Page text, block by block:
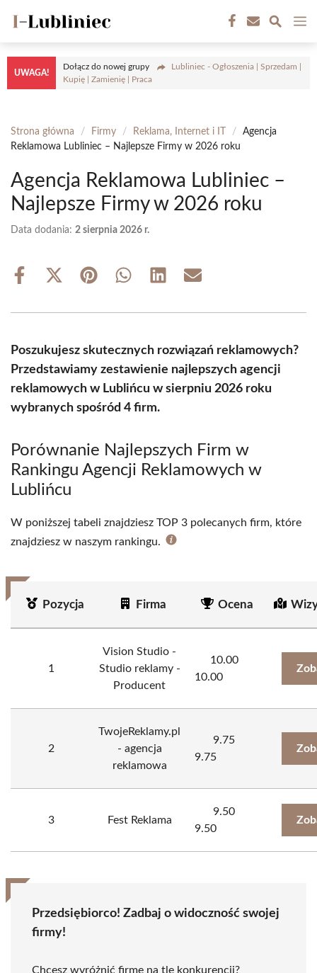
treści
UWAGA!
Dołącz do nowej grupy
Lubliniec - Ogłoszenia | Sprzedam |
Kupię | Zamienię | Praca
Strona główna / Firmy / Reklama, Internet i IT /
Agencja
Reklamowa Lubliniec – Najlepsze Firmy w 2026 roku
Agencja Reklamowa Lubliniec –
Najlepsze Firmy w 2026 roku
Data dodania: 2 sierpnia 2026 r.
Share
Share
(Twitter)
Share Share Share Share
Poszukujesz skutecznych rozwiązań reklamowych?
Przedstawiamy zestawienie najlepszych agencji
reklamowych w Lublińcu w sierpniu 2026 roku
wybranych spośród 4 firm.
Porównanie Najlepszych Firm w
Rankingu Agencji Reklamowych w
Lublińcu
W poniższej tabeli znajdziesz TOP 3 polecanych firm, które
znajdziesz w naszym rankingu.
Pozycja Firma Ocena
1
Vision Studio -
Studio reklamy -
Producent
10.00
10.00
2
TwojeReklamy.pl
- agencja
reklamowa
9.75
9.75
3 Fest Reklama
9.50
9.50
Przedsiębiorco! Zadbaj o widoczność swojej
firmy!
Chcesz wyróżnić firmę na tle konkurencji?